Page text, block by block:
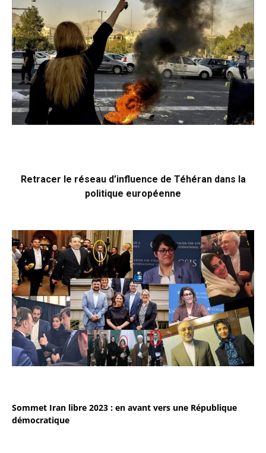
Retracer le réseau d’influence de Téhéran dans la
politique européenne
Sommet Iran libre 2023 : en avant vers une République
démocratique